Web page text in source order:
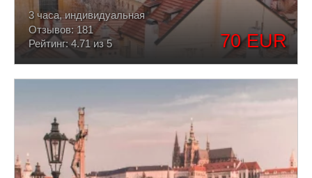
70 EUR
3 часа, индивидуальная
Отзывов: 181
Рейтинг: 4.71 из 5